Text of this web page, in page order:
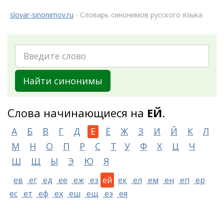
slovar-sinonimov.ru - Словарь синонимов русского языка
Найти синонимы
Слова начинающиеся на ЕЙ.
А Б В Г Д Е Ё Ж З И Й К
Л
М
Н О П Р С Т У Ф Х Ц
Ч
Ш
Щ Ы Э Ю Я
ев ег ед ее еж ез ей ек ел ем ен еп ер
ес ет еф ех еш ещ еэ ея